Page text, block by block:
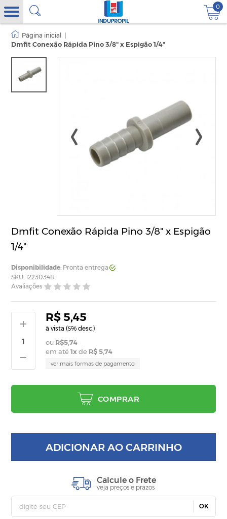
0
Dmfit Conexão Rápida Pino 3/8" x Espigão 1/4"
Dmfit Conexão Rápida Pino 3/8" x Espigão
1/4"
Disponibilidade: Pronta entrega
SKU: 12230348
Avaliações
R$ 5,45
à vista (5% desc.)
R$5,74
em até1x de R$ 5,74
ver mais formas de pagamento
COMPRAR
ADICIONAR AO CARRINHO
Calcule o Frete
veja preços e prazos
OK